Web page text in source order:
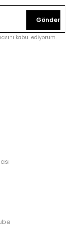
Gönder
kabul ediyorum.